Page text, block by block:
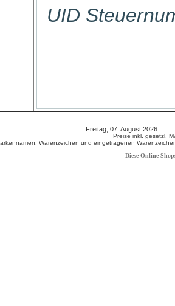
UID
Freitag, 07. August 2026
Preise inkl. gesetzl.
Warenzeichen und eingetragenen
Diese Online